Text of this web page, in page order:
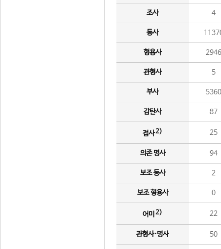
조사 4
동사
형용사 2946
관형사 5
부사 5360
감탄사 87
접사2) 25
의존 명사 94
보조 동사 2
보조 형용사 0
어미 2) 22
관형사·명사 50